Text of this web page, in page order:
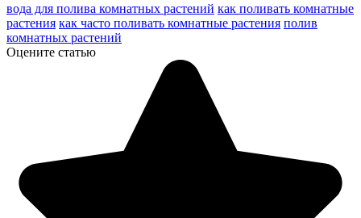
вода для полива комнатных растений как поливать комнатные
растения как часто поливать комнатные растения полив
комнатных растений
Оцените статью